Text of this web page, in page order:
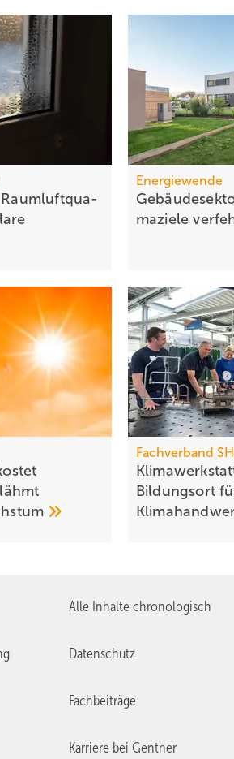
Raum­luft­qua­
Energiewende
ma­zie­le
Fachverband
Bil­dungs­ort
Alle Inhalte chronologisch
Datenschutz
Fachbeiträge
Karriere bei Gentner